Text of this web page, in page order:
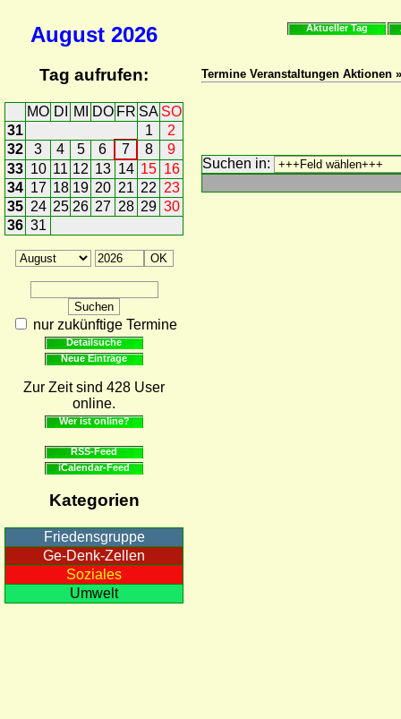
August 2026
Tag aufrufen:
MO DI MI DO FR SA SO
31
1
2
32
3 4 5 6 7 8
9
33 10 11 12 13 14 15 16
34 17 18 19 20 21 22 23
35 24 25 26 27 28 29 30
36 31
nur zukünftige Termine
Detailsuche
Neue Einträge
Zur Zeit sind 428 User
online.
Wer ist online?
RSS-Feed
iCalendar-Feed
Kategorien
Friedensgruppe
Ge-Denk-Zellen
Soziales
Umwelt
Aktueller Tag
Termine Veranstaltungen Aktionen
Suchen in: